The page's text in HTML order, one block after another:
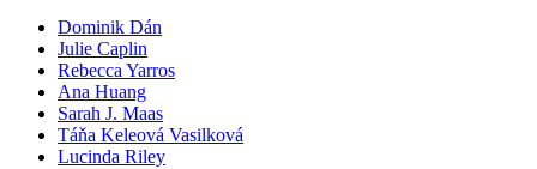
Dominik Dán
Julie Caplin
Rebecca Yarros
Ana Huang
Sarah J. Maas
Táňa Keleová Vasilková
Lucinda Riley